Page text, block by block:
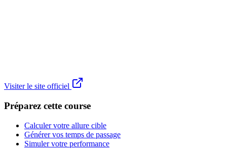
Visiter le site officiel
Préparez cette course
Calculer votre allure cible
Générer vos temps de passage
Simuler votre performance